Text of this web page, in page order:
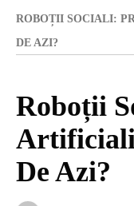
ROBOȚII SOCIALI:
DE AZI?
Roboții
De Azi?